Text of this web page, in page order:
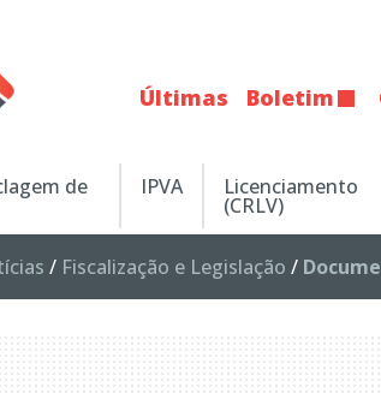
Últimas Boletim
de IPVA Licenciamento
(CRLV)
/ Fiscalização e Legislação /